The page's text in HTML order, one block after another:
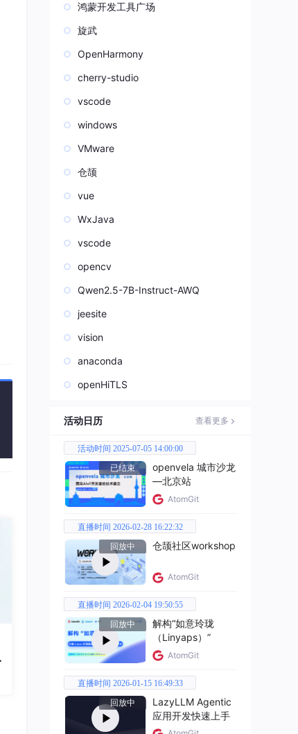
鸿蒙开发工具广场
旋武
OpenHarmony
cherry-studio
vscode
windows
VMware
仓颉
vue
WxJava
vscode
opencv
Qwen2.5-7B-Instruct-AWQ
jeesite
vision
anaconda
openHiTLS
活动日历 查看更多
活动时间 2025-07-05 14:00:00
已结束
openvela 城市沙龙
—北京站
AtomGit
直播时间 2026-02-28 16:22:32
回放中
仓颉社区workshop
AtomGit
直播时间 2026-02-04 19:50:55
回放中
解构“如意玲珑
（Linyaps）”
AtomGit
直播时间 2026-01-15 16:49:33
回放中
LazyLLM Agentic
应用开发快速上手